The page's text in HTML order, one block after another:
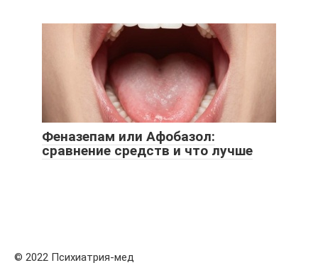
Феназепам или Афобазол:
сравнение средств и что лучше
© 2022 Психиатрия-мед